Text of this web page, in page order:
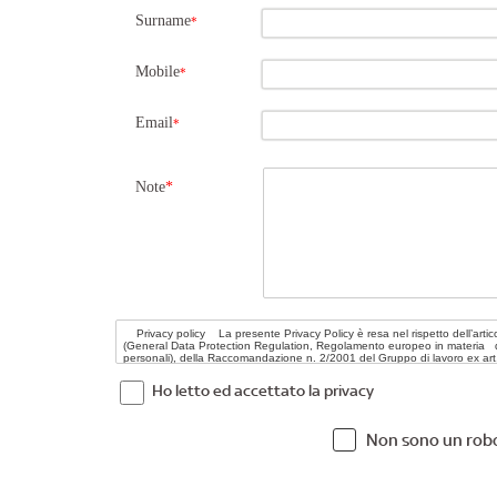
Surname*
Mobile*
Email*
Note*
Ho letto ed accettato la privacy
Non sono un